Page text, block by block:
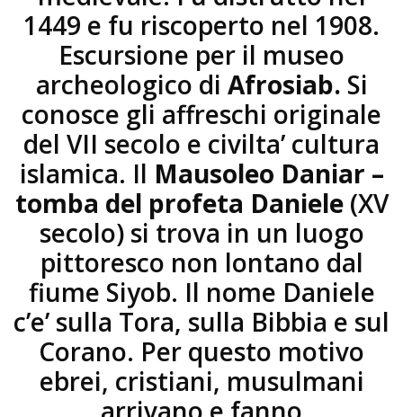
1449 e fu riscoperto nel 1908.
Escursione per il museo
archeologico di Afrosiab. Si
conosce gli affreschi originale
del VII secolo e civilta’ cultura
islamica. Il Mausoleo Daniar –
tomba del profeta Daniele(XV
secolo) si trova in un luogo
pittoresco non lontano dal
fiume Siyob. Il nome Daniele
c’e’ sulla Tora, sulla Bibbia e sul
Corano. Per questo motivo
ebrei, cristiani, musulmani